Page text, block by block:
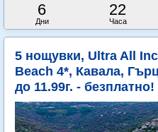
6
Дни
22
Часа
5 нощувки, Ultra All
Beach 4*, Кавала,
до 11.99г. - безплатно!